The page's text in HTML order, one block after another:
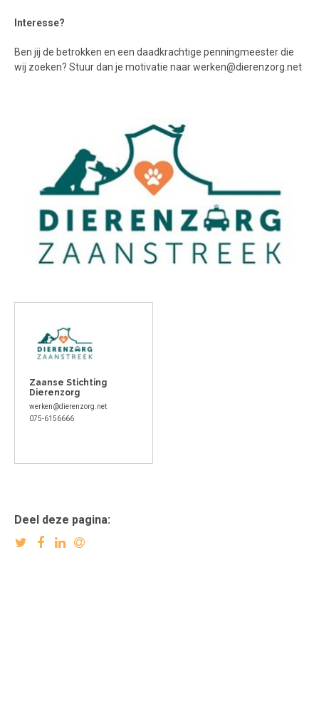
Interesse?
Ben jij de betrokken en een daadkrachtige penningmeester die
wij zoeken? Stuur dan je motivatie naar werken@dierenzorg.net
Zaanse Stichting
Dierenzorg
werken@dierenzorg.net
075-6156666
Deel deze pagina: